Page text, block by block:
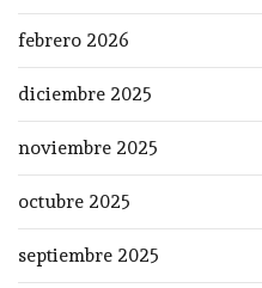
febrero 2026
diciembre 2025
noviembre 2025
octubre 2025
septiembre 2025